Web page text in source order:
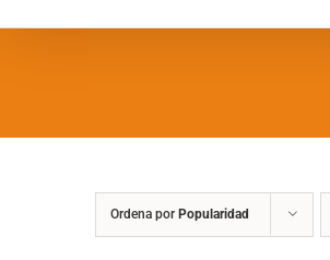
Ordena por Popularidad